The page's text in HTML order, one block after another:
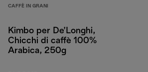
CAFFÈ IN GRANI
Kimbo per De’Longhi,
Chicchi di caffè 100%
Arabica, 250g